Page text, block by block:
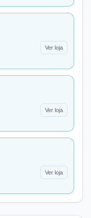
Ver loja
Ver loja
Ver loja